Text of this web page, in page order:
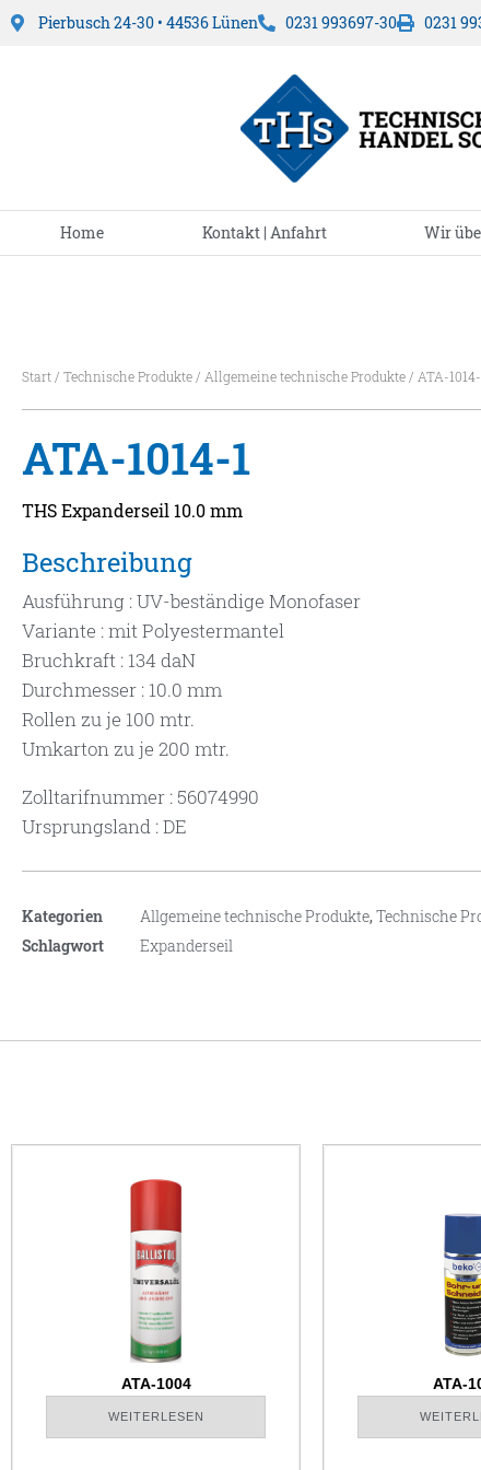
Pierbusch 24-30 • 44536 Lünen 0231 993697-30 0231
Home Kontakt | Anfahrt Wir
Start / Technische Produkte / Allgemeine technische Produkte / ATA-1014-
ATA-1014-1
THS Expanderseil 10.0 mm
Beschreibung
Ausführung : UV-beständige Monofaser
Variante : mit Polyestermantel
Bruchkraft : 134 daN
Durchmesser : 10.0 mm
Rollen zu je 100 mtr.
Umkarton zu je 200 mtr.
Zolltarifnummer : 56074990
Ursprungsland : DE
Kategorien Allgemeine technische Produkte,Technische
Schlagwort
Expanderseil
ATA-1004
WEITERLESEN
ATA-